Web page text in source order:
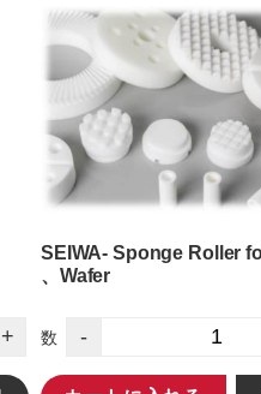
+
SEIWA- Sponge Roller
、Wafer
数 -